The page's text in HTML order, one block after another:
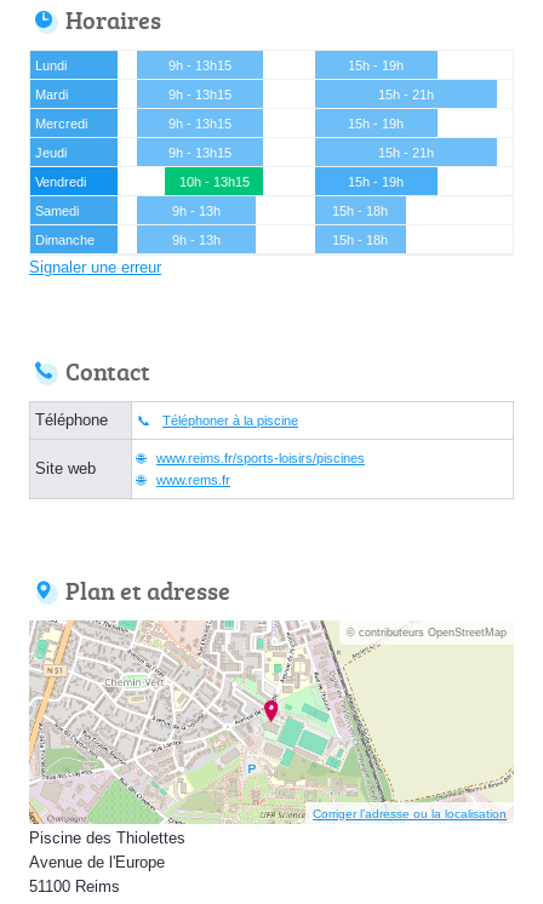
Horaires
Lundi 9h - 13h15
15h - 19h
Mardi
9h - 13h15
15h - 21h
Mercredi
9h - 13h15
15h - 19h
Jeudi
9h - 13h15
15h - 21h
Vendredi
10h - 13h15
15h - 19h
Samedi
9h - 13h
15h - 18h
Dimanche
9h - 13h 15h - 18h
Signaler une erreur
Contact
Téléphone Téléphoner à la piscine
Site web
www.reims.fr/sports-loisirs/piscines
www.rems.fr
Plan et adresse
© contributeurs OpenStreetMap
Corriger l’adresse ou la localisation
Piscine des Thiolettes
Avenue de l'Europe
51100 Reims